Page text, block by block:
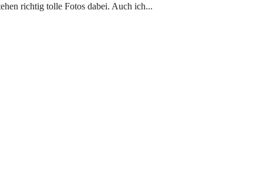
richtig tolle Fotos dabei. Auch ich...